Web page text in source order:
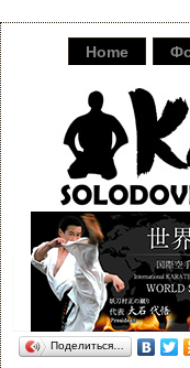
Home
Поделиться…